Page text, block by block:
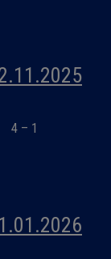
4 – 1